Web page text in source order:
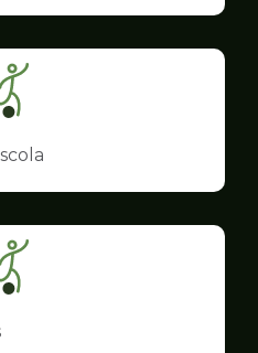
Esportes
Ilustração
da
pagina
Esportes
Ilustração
da